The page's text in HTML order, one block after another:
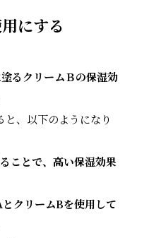
にする
るクリームＢの保湿効
、以下のようになり
ことで、高い保湿効果
クリームBを使用して